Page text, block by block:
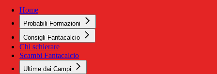
Home
Probabili Formazioni
Consigli Fantacalcio
Chi schierare
Scambi Fantacalcio
Ultime dai Campi